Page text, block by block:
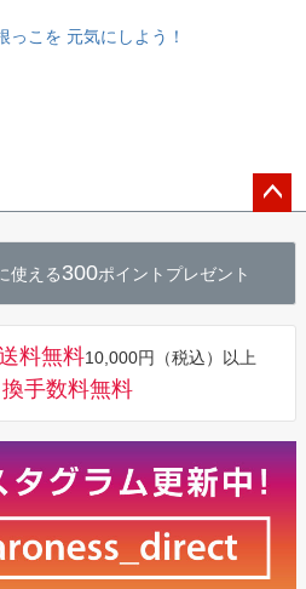
こを 元気にしよう！
へ
使える300ポイントプレゼント
料無料10,000円（税込）以上
手数料無料